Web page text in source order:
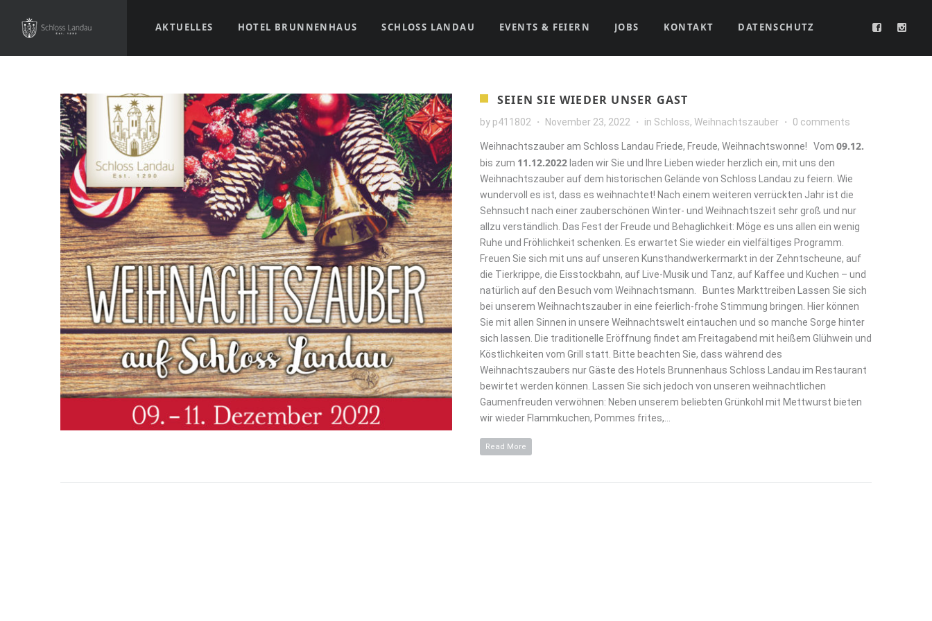
AKTUELLES HOTEL BRUNNENHAUS SCHLOSS LANDAU EVENTS & FEIERN JOBS KONTAKT DATENSCHUTZ
SEIEN SIE WIEDER UNSER GAST
by p411802 November 23, 2022 in Schloss, Weihnachtszauber 0 comments
Weihnachtszauber am Schloss Landau Friede, Freude, Weihnachtswonne! Vom 09.12.
bis zum 11.12.2022 laden wir Sie und Ihre Lieben wieder herzlich ein, mit uns den
Weihnachtszauber auf dem historischen Gelände von Schloss Landau zu feiern. Wie
wundervoll es ist, dass es weihnachtet! Nach einem weiteren verrückten Jahr ist die
Sehnsucht nach einer zauberschönen Winter- und Weihnachtszeit sehr groß und nur
allzu verständlich. Das Fest der Freude und Behaglichkeit: Möge es uns allen ein wenig
Ruhe und Fröhlichkeit schenken. Es erwartet Sie wieder ein vielfältiges Programm.
Freuen Sie sich mit uns auf unseren Kunsthandwerkermarkt in der Zehntscheune, auf
die Tierkrippe, die Eisstockbahn, auf Live-Musik und Tanz, auf Kaffee und Kuchen – und
natürlich auf den Besuch vom Weihnachtsmann. Buntes Markttreiben Lassen Sie sich
bei unserem Weihnachtszauber in eine feierlich-frohe Stimmung bringen. Hier können
Sie mit allen Sinnen in unsere Weihnachtswelt eintauchen und so manche Sorge hinter
sich lassen. Die traditionelle Eröffnung findet am Freitagabend mit heißem Glühwein und
Köstlichkeiten vom Grill statt. Bitte beachten Sie, dass während des
Weihnachtszaubers nur Gäste des Hotels Brunnenhaus Schloss Landau im Restaurant
bewirtet werden können. Lassen Sie sich jedoch von unseren weihnachtlichen
Gaumenfreuden verwöhnen: Neben unserem beliebten Grünkohl mit Mettwurst bieten
wir wieder Flammkuchen, Pommes frites,…
Read More